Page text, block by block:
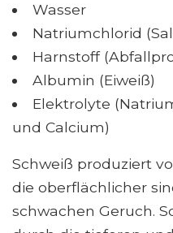
Wasser
Natriumchlorid
Harnstoff
Albumin (Eiweiß)
Elektrolyte
und Calcium)
Schweiß produziert
die oberflächlicher
schwachen Geruch.